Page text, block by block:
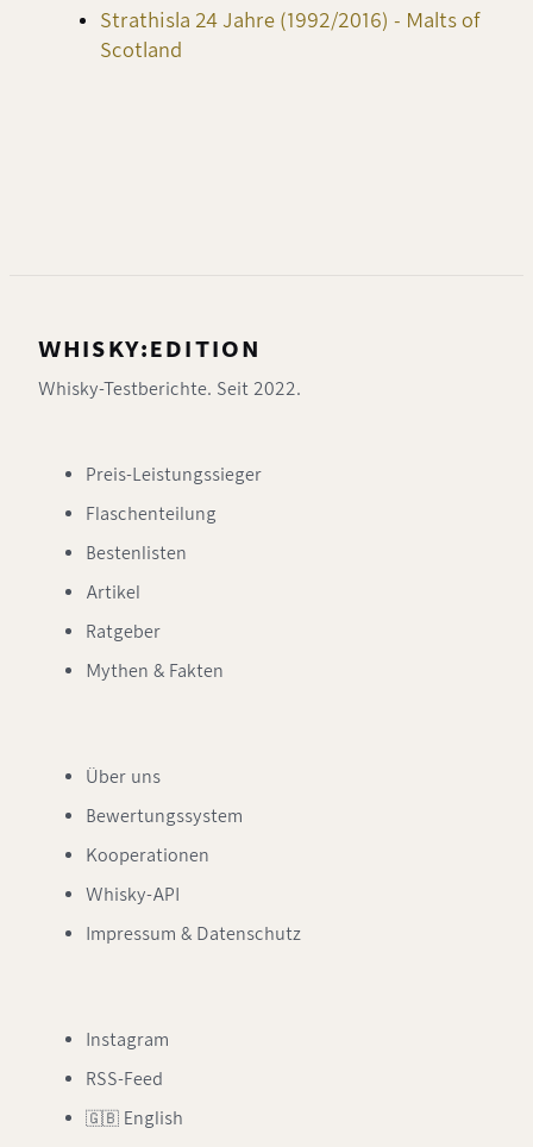
Strathisla 24 Jahre (1992/2016) - Malts of
Scotland
WHISKY:EDITION
Whisky-Testberichte. Seit 2022.
Preis-Leistungssieger
Flaschenteilung
Bestenlisten
Artikel
Ratgeber
Mythen & Fakten
Über uns
Bewertungssystem
Kooperationen
Whisky-API
Impressum & Datenschutz
Instagram
RSS-Feed
🇬🇧 English